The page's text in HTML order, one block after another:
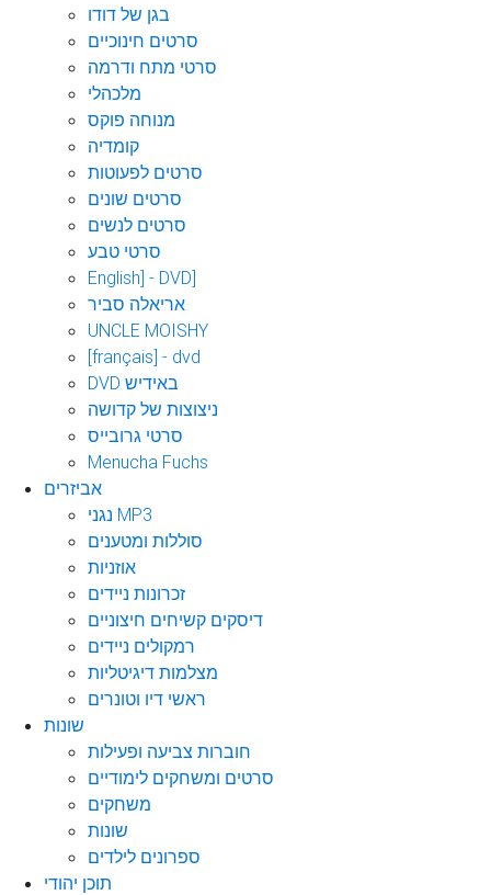
בגן של דודו
סרטים חינוכיים
סרטי מתח ודרמה
מלכהלי
מנוחה פוקס
קומדיה
סרטים לפעוטות
סרטים שונים
סרטים לנשים
סרטי טבע
English] - DVD]
אריאלה סביר
UNCLE MOISHY
[français] - dvd
DVD באידיש
ניצוצות של קדושה
סרטי גרובייס
Menucha Fuchs
אביזרים
נגני MP3
סוללות ומטענים
אוזניות
זכרונות ניידים
דיסקים קשיחים חיצוניים
רמקולים ניידים
מצלמות דיגיטליות
ראשי דיו וטונרים
שונות
חוברות צביעה ופעילות
סרטים ומשחקים לימודיים
משחקים
שונות
ספרונים לילדים
תוכן יהודי